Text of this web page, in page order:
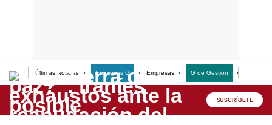
Últimas Noticias Empresas G Empresas G de Gestión
Lo último
Peru Quiosco SUSCRÍBETE